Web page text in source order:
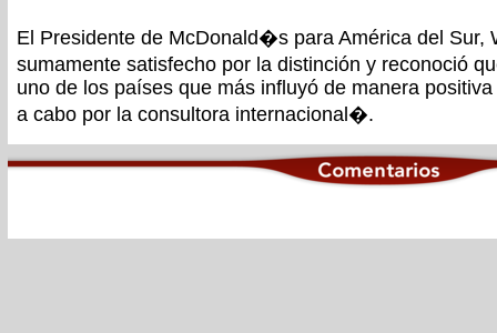
El Presidente de McDonald�s para América del Sur,
sumamente satisfecho por la distinción y reconoció
uno de los países que más influyó de manera
a cabo por la consultora internacional�.